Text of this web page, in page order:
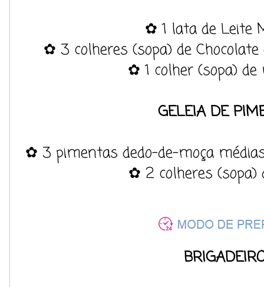
✿ 1 lata de Leite
✿ 3 colheres (sopa) de Chocolate
✿ 1 colher (sopa)
GELEIA DE
✿ 3 pimentas dedo-de-moça
✿ 2 colheres (sopa)